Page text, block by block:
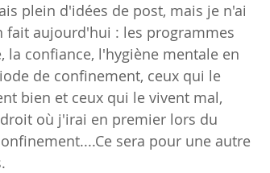
plein d'idées de post, mais je n'ai
fait aujourd'hui : les programmes
la confiance, l'hygiène mentale en
de confinement, ceux qui le
bien et ceux qui le vivent mal,
où j'irai en premier lors du
sera pour une autre